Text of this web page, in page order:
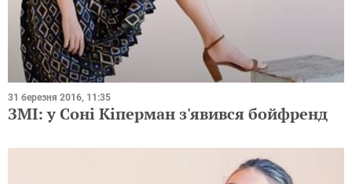
31 березня 2016, 11:35
ЗМІ: у Соні Кіперман з'явився бойфренд